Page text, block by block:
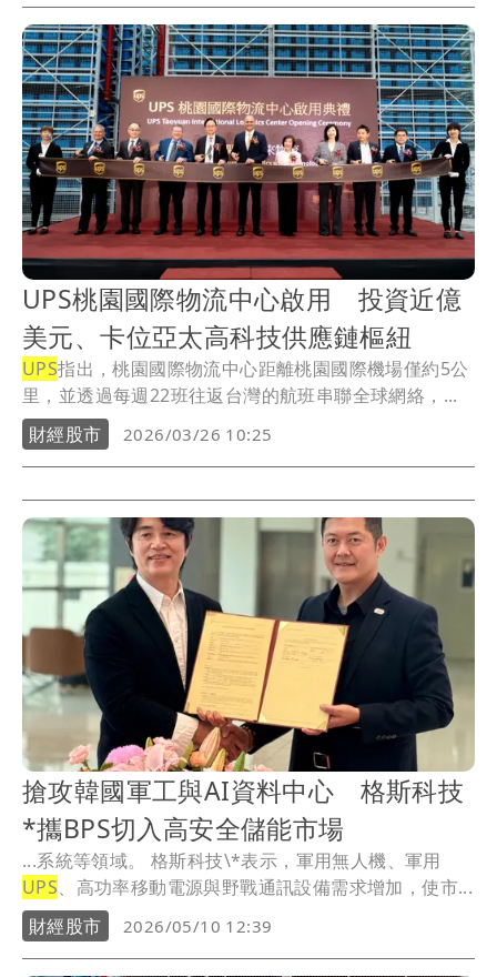
UPS桃園國際物流中心啟用 投資近億
美元、卡位亞太高科技供應鏈樞紐
UPS指出，桃園國際物流中心距離桃園國際機場僅約5公
里，並透過每週22班往返台灣的航班串聯全球網絡，...
財經股市
2026/03/26 10:25
搶攻韓國軍工與AI資料中心 格斯科技
*攜BPS切入高安全儲能市場
...系統等領域。 格斯科技\*表示，軍用無人機、軍用
UPS、高功率移動電源與野戰通訊設備需求增加，使市...
財經股市
2026/05/10 12:39